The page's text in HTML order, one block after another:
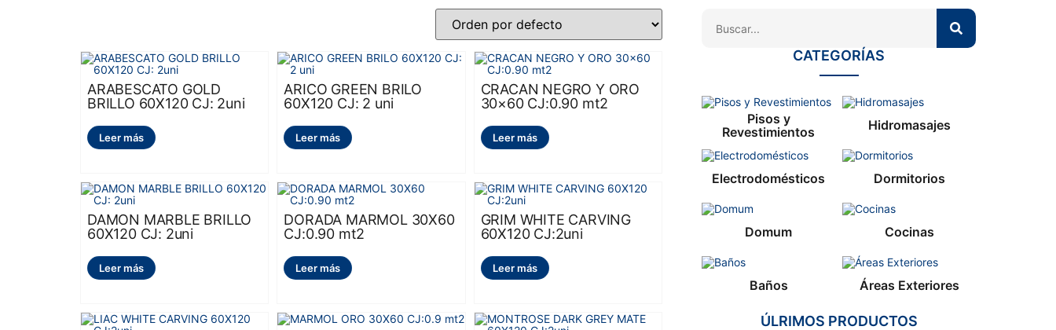
ARABESCATO GOLD
BRILLO 60X120 CJ: 2uni
Leer más
ARICO GREEN BRILO
60X120 CJ: 2 uni
Leer más
CRACAN NEGRO Y ORO
30×60 CJ:0.90 mt2
Leer más
DAMON MARBLE BRILLO
60X120 CJ: 2uni
Leer más
DORADA MARMOL 30X60
CJ:0.90 mt2
Leer más
GRIM WHITE CARVING
60X120 CJ:2uni
Leer más
CATEGORÍAS
Pisos y
Revestimientos
Hidromasajes
Electrodomésticos Dormitorios
Domum Cocinas
Baños Áreas Exteriores
ÚLRIMOS PRODUCTOS